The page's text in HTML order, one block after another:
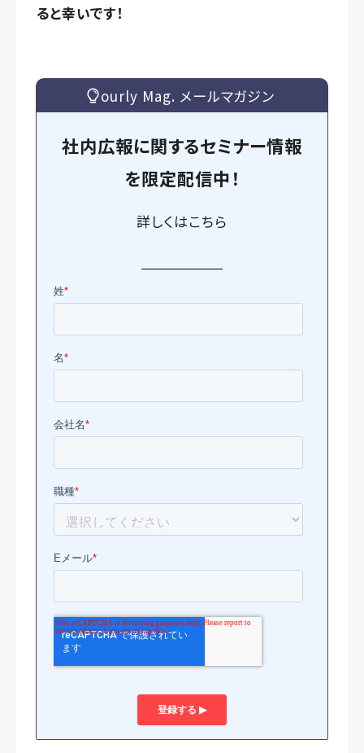
ると幸いです！
ourly Mag. メールマガジン
社内広報に関するセミナー情報
を限定配信中！
詳しくはこちら